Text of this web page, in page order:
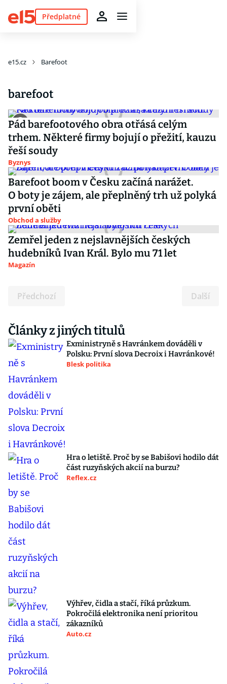
Předplatné
e15.cz Barefoot
barefoot
Pád barefootového obra otřásá celým
trhem. Některé firmy bojují o přežití, kauzu
řeší soudy
Byznys
Barefoot boom v Česku začíná narážet.
O boty je zájem, ale přeplněný trh už polyká
první oběti
Obchod a služby
Zemřel jeden z nejslavnějších českých
hudebníků Ivan Král. Bylo mu 71 let
Magazín
Předchozí Další
Články z jiných titulů
Exministryně s Havránkem dováděli v
Polsku: První slova Decroix i Havránkové!
Blesk politika
Hra o letiště. Proč by se Babišovi hodilo dát
část ruzyňských akcií na burzu?
Reflex.cz
Výhřev, čidla a stačí, říká průzkum.
Pokročilá elektronika není prioritou
zákazníků
Auto.cz